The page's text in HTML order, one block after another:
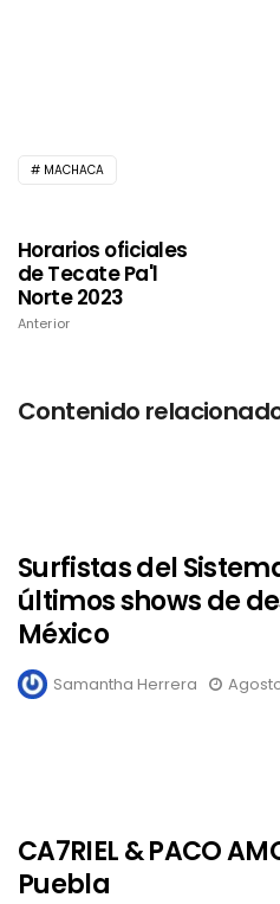
MACHACA
Horarios oficiales
de Tecate Pa'l
Norte 2023
Anterior
Contenido
Surfistas del
últimos shows de
México
Samantha Herrera
CA7RIEL & PACO
Puebla